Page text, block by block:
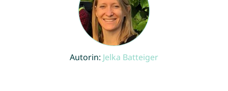
Autorin: Jelka Batteiger